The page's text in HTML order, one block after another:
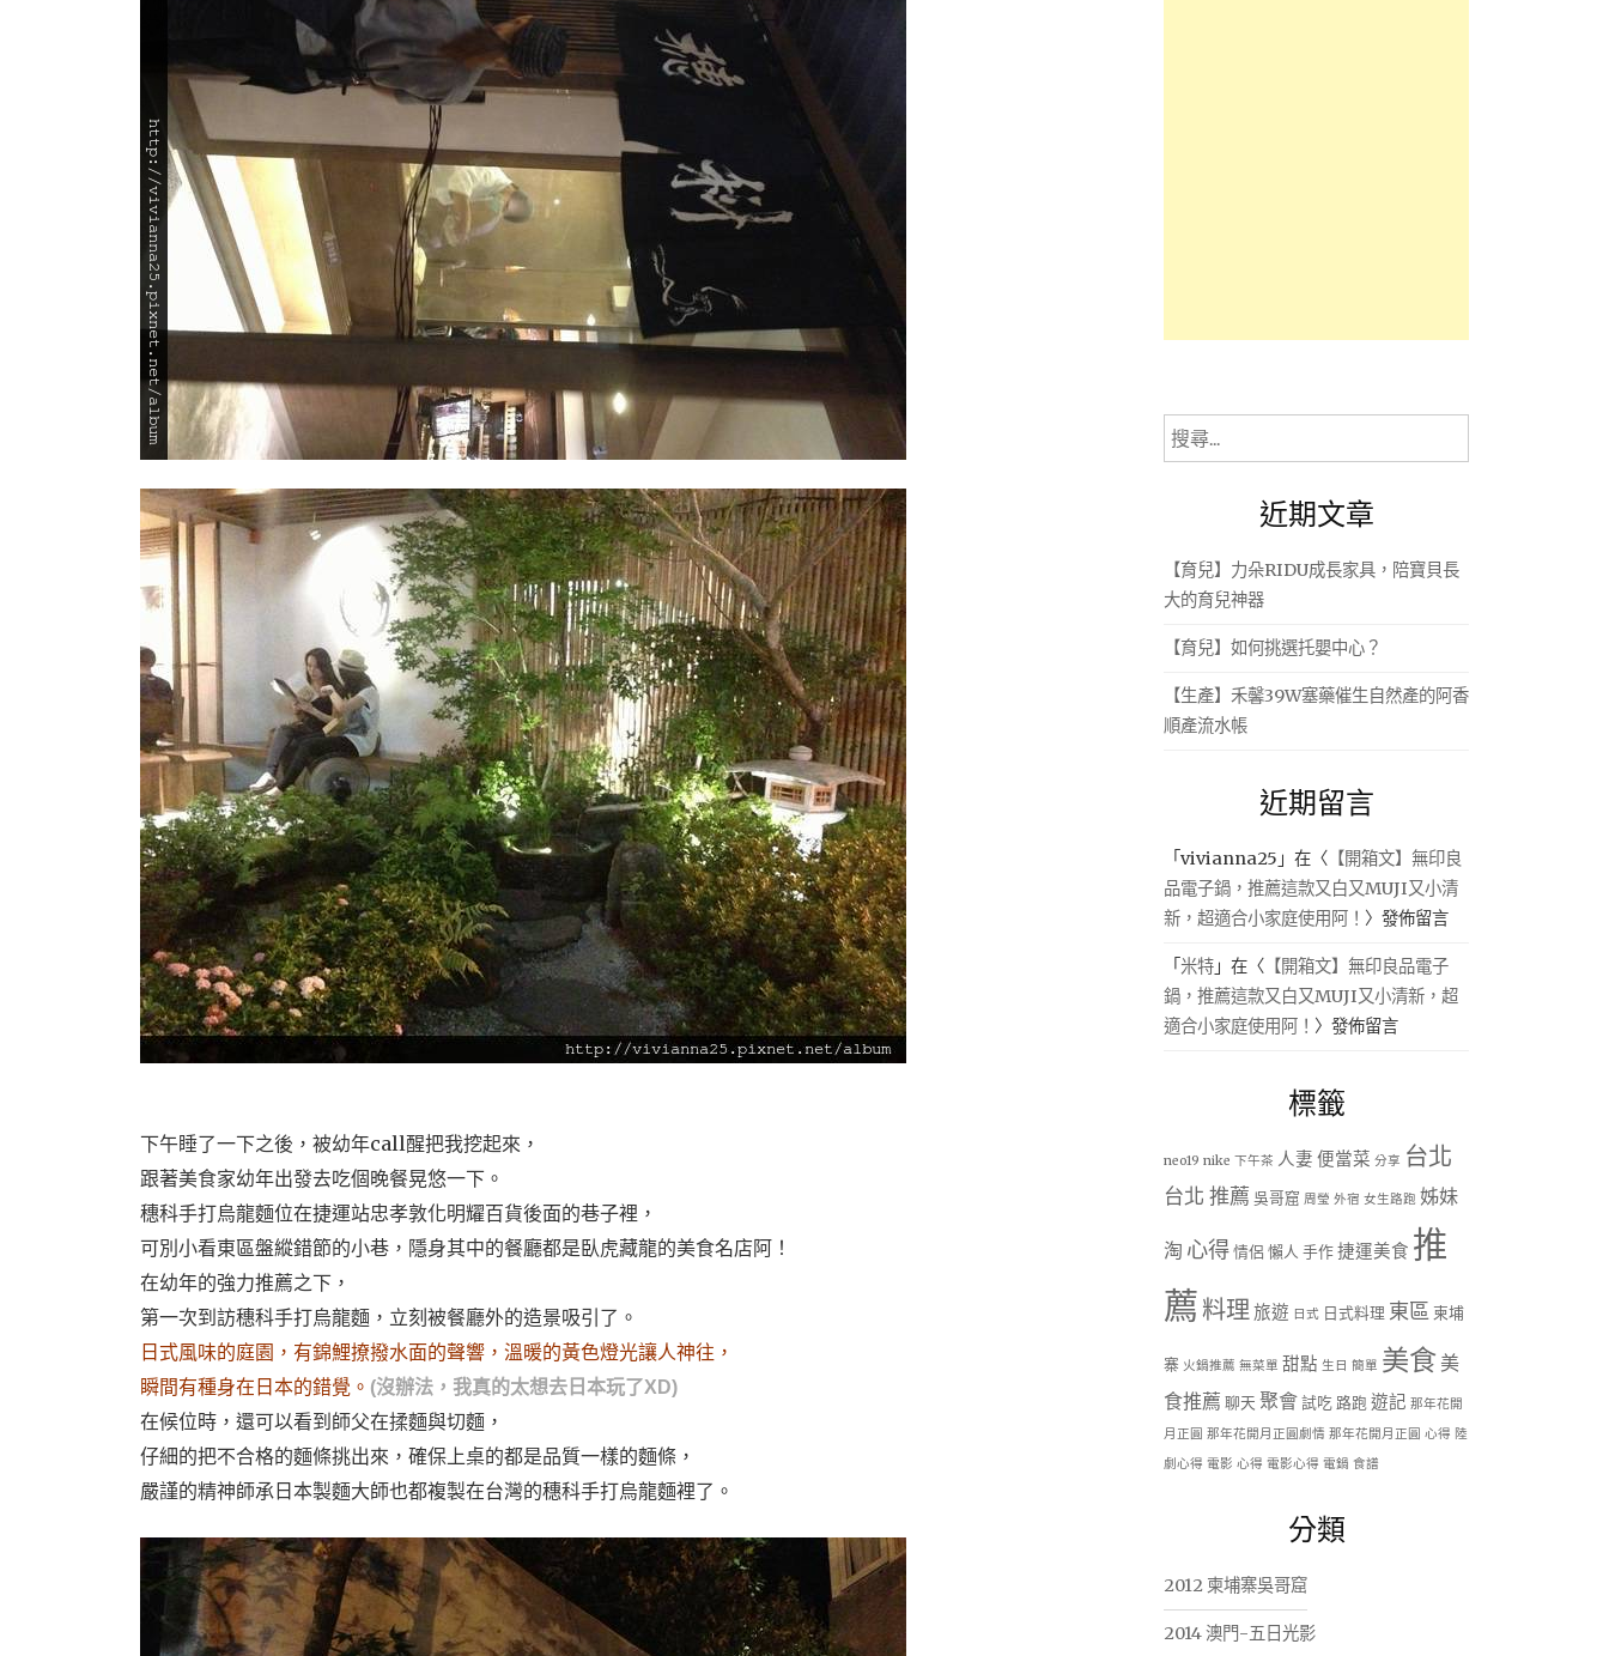
下午睡了一下之後，被幼年call醒把我挖起來，
跟著美食家幼年出發去吃個晚餐晃悠一下。
穗科手打烏龍麵位在捷運站忠孝敦化明耀百貨後面的巷子裡，
可別小看東區盤縱錯節的小巷，隱身其中的餐廳都是臥虎藏龍的美食名店阿！
在幼年的強力推薦之下，
第一次到訪穗科手打烏龍麵，立刻被餐廳外的造景吸引了。
日式風味的庭園，有錦鯉撩撥水面的聲響，溫暖的黃色燈光讓人神往，
瞬間有種身在日本的錯覺。 (沒辦法，我真的太想去日本玩了XD)
在候位時，還可以看到師父在揉麵與切麵，
仔細的把不合格的麵條挑出來，確保上桌的都是品質一樣的麵條，
嚴謹的精神師承日本製麵大師也都複製在台灣的穗科手打烏龍麵裡了。
搜
尋
近期文章
【育兒】力朵RIDU成長家具，陪寶貝長
大的育兒神器
【育兒】如何挑選托嬰中心？
【生產】禾馨39W塞藥催生自然產的阿香
順產流水帳
近期留言
「vivianna25 」在〈 【開箱文】無印良
品電子鍋，推薦這款又白又MUJI又小清
新，超適合小家庭使用阿！ 〉發佈留言
「米特 」在〈 【開箱文】無印良品電子
鍋，推薦這款又白又MUJI又小清新，超
適合小家庭使用阿！ 〉發佈留言
標籤
neo19 nike 下午茶 人妻 便當菜 分享 台北
台北 推薦 吳哥窟 周瑩 外宿 女生路跑 姊妹
淘 心得情侶 懶人 手作捷運美食 推
薦料理旅遊 日式 日式料理 東區 柬埔
寨 火鍋推薦 無菜單 甜點 生日 簡單 美食 美
食推薦 聊天 聚會試吃 路跑遊記 那年花開
月正圓 那年花開月正圓劇情 那年花開月正圓 心得 陸
劇心得 電影 心得 電影心得 電鍋 食譜
分類
2012 柬埔寨吳哥窟
2014 澳門-五日光影